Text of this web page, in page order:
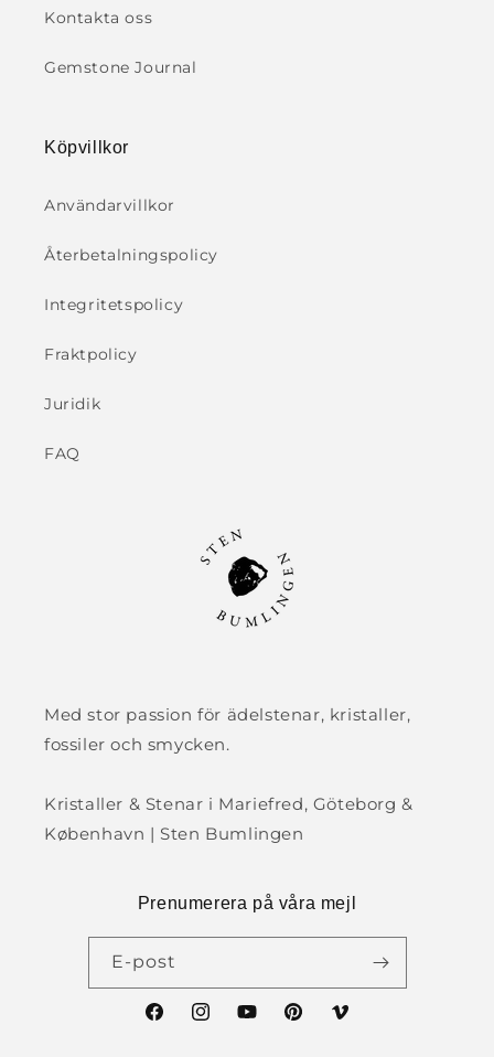
Kontakta oss
Gemstone Journal
Köpvillkor
Användarvillkor
Återbetalningspolicy
Integritetspolicy
Fraktpolicy
Juridik
FAQ
Med stor passion för ädelstenar, kristaller,
fossiler och smycken.
Kristaller & Stenar i Mariefred, Göteborg &
København | Sten Bumlingen
Prenumerera på våra mejl
E-post
FacebookInstagramYouTubePinterestVimeo